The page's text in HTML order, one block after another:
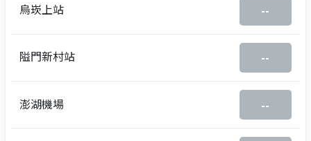
烏崁上站 --
隘門新村站 --
澎湖機場 --